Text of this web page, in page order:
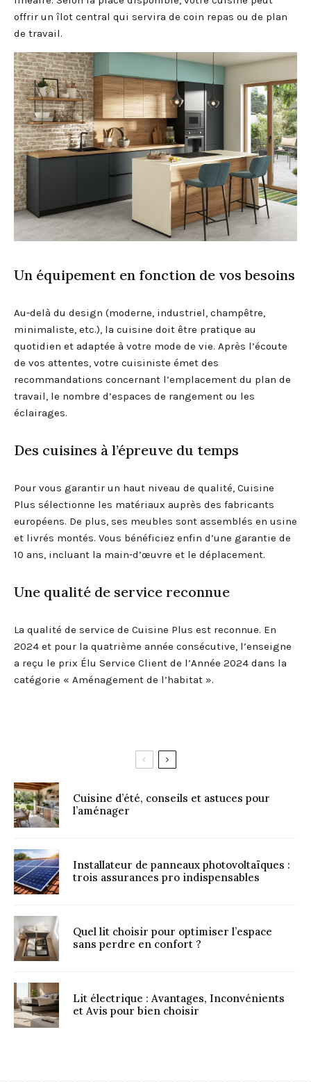
offrir un îlot central qui servira de coin repas ou de plan
de travail.
Un équipement en fonction de vos besoins
Au-delà du design (moderne, industriel, champêtre,
minimaliste, etc.), la cuisine doit être pratique au
quotidien et adaptée à votre mode de vie. Après l’écoute
de vos attentes, votre cuisiniste émet des
recommandations concernant l’emplacement du plan de
travail, le nombre d’espaces de rangement ou les
éclairages.
Des cuisines à l’épreuve du temps
Pour vous garantir un haut niveau de qualité, Cuisine
Plus sélectionne les matériaux auprès des fabricants
européens. De plus, ses meubles sont assemblés en usine
et livrés montés. Vous bénéficiez enfin d’une garantie de
10 ans, incluant la main-d’œuvre et le déplacement.
Une qualité de service reconnue
La qualité de service de Cuisine Plus est reconnue. En
2024 et pour la quatrième année consécutive, l’enseigne
a reçu le prix Élu Service Client de l’Année 2024 dans la
catégorie « Aménagement de l’habitat ».
Cuisine d’été, conseils et astuces pour
l’aménager
Installateur de panneaux photovoltaïques :
trois assurances pro indispensables
Quel lit choisir pour optimiser l’espace
sans perdre en confort ?
Lit électrique : Avantages, Inconvénients
et Avis pour bien choisir